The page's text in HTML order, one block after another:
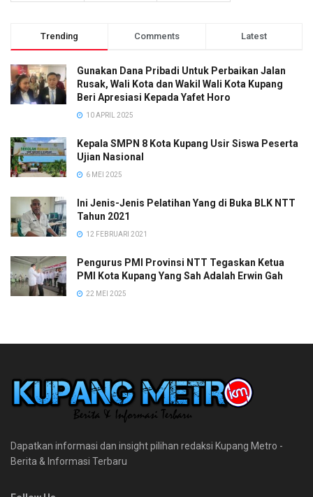
Trending Comments Latest
Gunakan Dana Pribadi Untuk Perbaikan Jalan
Rusak, Wali Kota dan Wakil Wali Kota Kupang
Beri Apresiasi Kepada Yafet Horo
10 APRIL 2025
Kepala SMPN 8 Kota Kupang Usir Siswa Peserta
Ujian Nasional
6 MEI 2025
Ini Jenis-Jenis Pelatihan Yang di Buka BLK NTT
Tahun 2021
12 FEBRUARI 2021
Pengurus PMI Provinsi NTT Tegaskan Ketua
PMI Kota Kupang Yang Sah Adalah Erwin Gah
22 MEI 2025
Dapatkan informasi dan insight pilihan redaksi Kupang Metro -
Berita & Informasi Terbaru